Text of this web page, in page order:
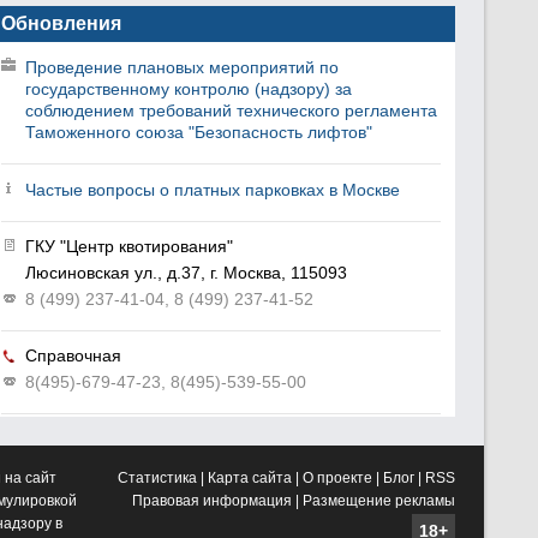
Обновления
Проведение плановых мероприятий по
государственному контролю (надзору) за
соблюдением требований технического регламента
Таможенного союза "Безопасность лифтов"
Частые вопросы о платных парковках в Москве
ГКУ "Центр квотирования"
Люсиновская ул., д.37, г. Москва, 115093
8 (499) 237-41-04, 8 (499) 237-41-52
Справочная
8(495)-679-47-23, 8(495)-539-55-00
на сайт
в
Статистика Карта сайта О проекте Блог
RSS
Правовая информация
Размещение рекламы
18+